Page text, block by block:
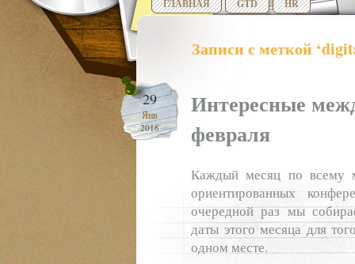
ГЛАВНАЯ GTD HR
Записи с меткой
29
Янв
2016
Интересные
февраля
Каждый месяц по всему
ориентированных
очередной раз мы
даты этого месяца для
одном месте.